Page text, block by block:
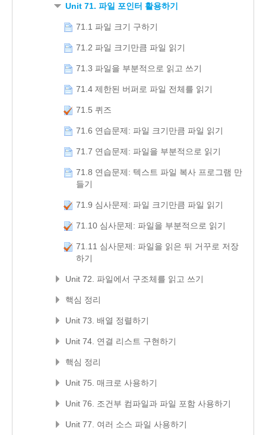
Unit 71. 파일 포인터 활용하기
71.1 파일 크기 구하기
71.2 파일 크기만큼 파일 읽기
71.3 파일을 부분적으로 읽고 쓰기
71.4 제한된 버퍼로 파일 전체를 읽기
71.5 퀴즈
71.6 연습문제: 파일 크기만큼 파일 읽기
71.7 연습문제: 파일을 부분적으로 읽기
71.8 연습문제: 텍스트 파일 복사 프로그램 만
들기
71.9 심사문제: 파일 크기만큼 파일 읽기
71.10 심사문제: 파일을 부분적으로 읽기
71.11 심사문제: 파일을 읽은 뒤 거꾸로 저장
하기
Unit 72. 파일에서 구조체를 읽고 쓰기
핵심 정리
Unit 73. 배열 정렬하기
Unit 74. 연결 리스트 구현하기
핵심 정리
Unit 75. 매크로 사용하기
Unit 76. 조건부 컴파일과 파일 포함 사용하기
Unit 77. 여러 소스 파일 사용하기